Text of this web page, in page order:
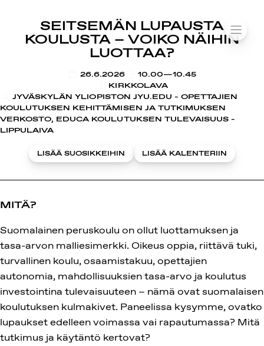
sisältöön
SEITSEMÄN LUPAUSTA
KOULUSTA – VOIKO NÄIHIN
LUOTTAA?
26.6.2026
KLO
10.00—10.45
KIRKKOLAVA
JYVÄSKYLÄN YLIOPISTON JYU.EDU - OPETTAJIEN
KOULUTUKSEN KEHITTÄMISEN JA TUTKIMUKSEN
VERKOSTO, EDUCA KOULUTUKSEN TULEVAISUUS -
LIPPULAIVA
LISÄÄ SUOSIKKEIHIN LISÄÄ KALENTERIIN
MITÄ?
Suomalainen peruskoulu on ollut luottamuksen ja
tasa-arvon malliesimerkki. Oikeus oppia, riittävä tuki,
turvallinen koulu, osaamistakuu, opettajien
autonomia, mahdollisuuksien tasa-arvo ja koulutus
investointina tulevaisuuteen – nämä ovat suomalaisen
koulutuksen kulmakivet. Paneelissa kysymme, ovatko
lupaukset edelleen voimassa vai rapautumassa? Mitä
tutkimus ja käytäntö kertovat?